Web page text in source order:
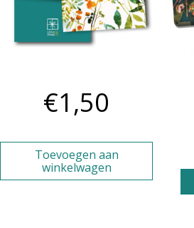
€1,50
Toevoegen aan
winkelwagen